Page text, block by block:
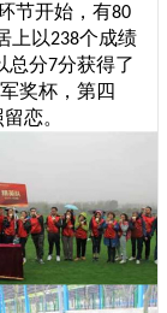
节开始，有80
上以238个成绩
总分7分获得了
奖杯，第四
恋。